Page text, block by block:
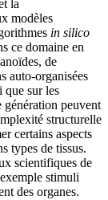
la
modèles
in silico
ce domaine en
de
auto-organisées
que sur les
génération peuvent
structurelle
certains aspects
types de tissus.
scientifiques de
stimuli
des organes.